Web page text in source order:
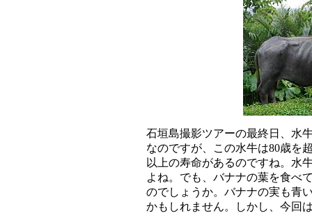
石垣島撮影ツアーの最終日、水
なのですが、この水牛は80歳を
以上の寿命があるのですね。水
よね。でも、バナナの葉を食べ
のでしょうか。バナナの実も青